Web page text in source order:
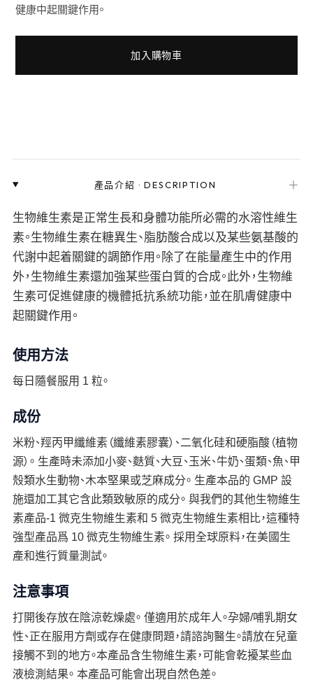
健康中起關鍵作用。
加入購物車
產品介紹 ·DESCRIPTION ＋
生物維生素是正常生長和身體功能所必需的水溶性維生
素。生物維生素在糖異生、脂肪酸合成以及某些氨基酸的
代謝中起着關鍵的調節作用。除了在能量產生中的作用
外，生物維生素還加強某些蛋白質的合成。此外，生物維
生素可促進健康的機體抵抗系統功能，並在肌膚健康中
起關鍵作用。
使用方法
每日隨餐服用 1 粒。
成份
米粉、羥丙甲纖維素（纖維素膠囊）、二氧化硅和硬脂酸（植物
源）。 生產時未添加小麥、麩質、大豆、玉米、牛奶、蛋類、魚、甲
殼類水生動物、木本堅果或芝麻成分。 生產本品的 GMP 設
施還加工其它含此類致敏原的成分。 與我們的其他生物維生
素產品-1 微克生物維生素和 5 微克生物維生素相比，這種特
強型產品爲 10 微克生物維生素。 採用全球原料，在美國生
產和進行質量測試。
注意事項
打開後存放在陰涼乾燥處。 僅適用於成年人。孕婦/哺乳期女
性、正在服用方劑或存在健康問題，請諮詢醫生。請放在兒童
接觸不到的地方。本產品含生物維生素，可能會乾擾某些血
液檢測結果。 本產品可能會出現自然色差。